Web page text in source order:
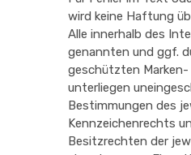
wird keine Haftung
Alle innerhalb des
genannten und ggf.
geschützten Marken-
unterliegen
Bestimmungen des
Kennzeichenrechts
Besitzrechten der